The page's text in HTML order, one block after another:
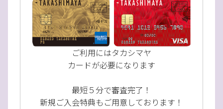
ご利用にはタカシマヤ
カードが必要になります
最短５分で審査完了！
新規ご入会特典もご用意しております！